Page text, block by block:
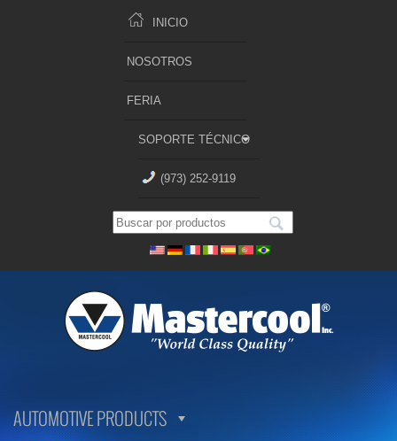
INICIO
NOSOTROS
FERIA
SOPORTE TÉCNICO
(973) 252-9119
AUTOMOTIVE PRODUCTS